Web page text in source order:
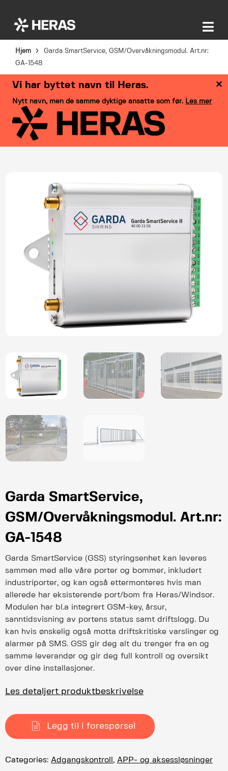
Hjem
Garda SmartService, GSM/Overvåkningsmodul. Art.nr:
GA-1548
×
Vi har byttet navn til Heras.
Nytt navn, men de samme dyktige ansatte som før. Les mer
Garda SmartService,
GSM/Overvåkningsmodul. Art.nr:
GA-1548
Garda SmartService (GSS) styringsenhet kan leveres
sammen med alle våre porter og bommer, inkludert
industriporter, og kan også ettermonteres hvis man
allerede har eksisterende port/bom fra Heras/Windsor.
Modulen har bl.a integrert GSM-key, årsur,
sanntidsvisning av portens status samt driftslogg. Du
kan hvis ønskelig også motta driftskritiske varslinger og
alarmer på SMS. GSS gir deg alt du trenger fra en og
samme leverandør og gir deg full kontroll og oversikt
over dine installasjoner.
Les detaljert produktbeskrivelse
Legg til i forespørsel
Categories: Adgangskontroll , APP- og aksessløsninger